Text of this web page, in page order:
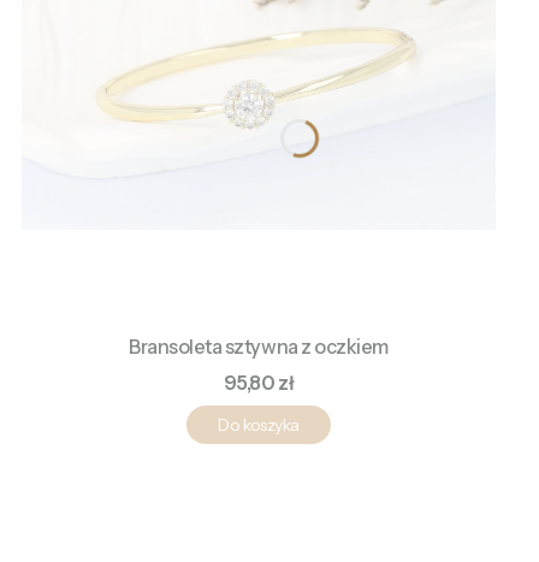
Bransoleta sztywna z oczkiem
Cena
95,80 zł
Do koszyka